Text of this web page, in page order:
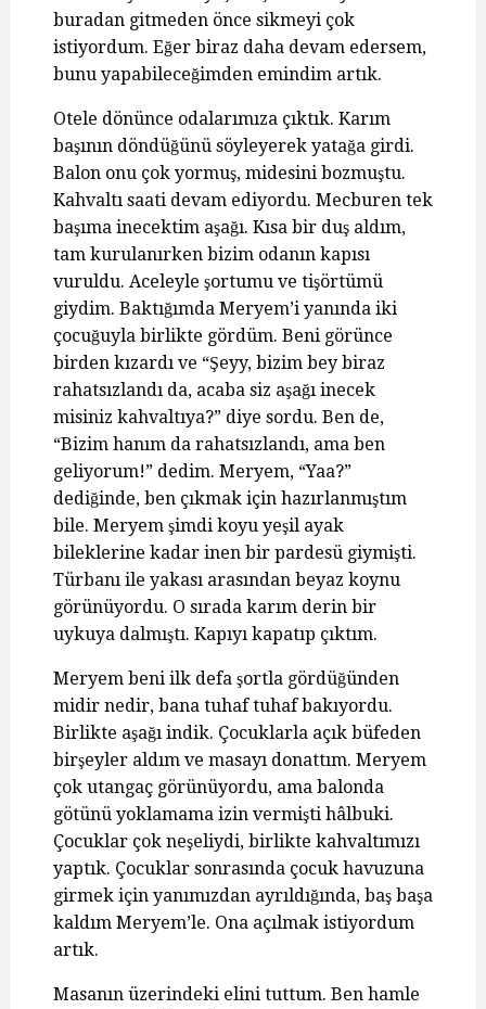
buradan gitmeden önce sikmeyi çok
istiyordum. Eğer biraz daha devam edersem,
bunu yapabileceğimden emindim artık.
Otele dönünce odalarımıza çıktık. Karım
başının döndüğünü söyleyerek yatağa girdi.
Balon onu çok yormuş, midesini bozmuştu.
Kahvaltı saati devam ediyordu. Mecburen tek
başıma inecektim aşağı. Kısa bir duş aldım,
tam kurulanırken bizim odanın kapısı
vuruldu. Aceleyle şortumu ve tişörtümü
giydim. Baktığımda Meryem’i yanında iki
çocuğuyla birlikte gördüm. Beni görünce
birden kızardı ve “Şeyy, bizim bey biraz
rahatsızlandı da, acaba siz aşağı inecek
misiniz kahvaltıya?” diye sordu. Ben de,
“Bizim hanım da rahatsızlandı, ama ben
geliyorum!” dedim. Meryem, “Yaa?”
dediğinde, ben çıkmak için hazırlanmıştım
bile. Meryem şimdi koyu yeşil ayak
bileklerine kadar inen bir pardesü giymişti.
Türbanı ile yakası arasından beyaz koynu
görünüyordu. O sırada karım derin bir
uykuya dalmıştı. Kapıyı kapatıp çıktım.
Meryem beni ilk defa şortla gördüğünden
midir nedir, bana tuhaf tuhaf bakıyordu.
Birlikte aşağı indik. Çocuklarla açık büfeden
birşeyler aldım ve masayı donattım. Meryem
çok utangaç görünüyordu, ama balonda
götünü yoklamama izin vermişti hâlbuki.
Çocuklar çok neşeliydi, birlikte kahvaltımızı
yaptık. Çocuklar sonrasında çocuk havuzuna
girmek için yanımızdan ayrıldığında, baş başa
kaldım Meryem’le. Ona açılmak istiyordum
artık.
Masanın üzerindeki elini tuttum. Ben hamle